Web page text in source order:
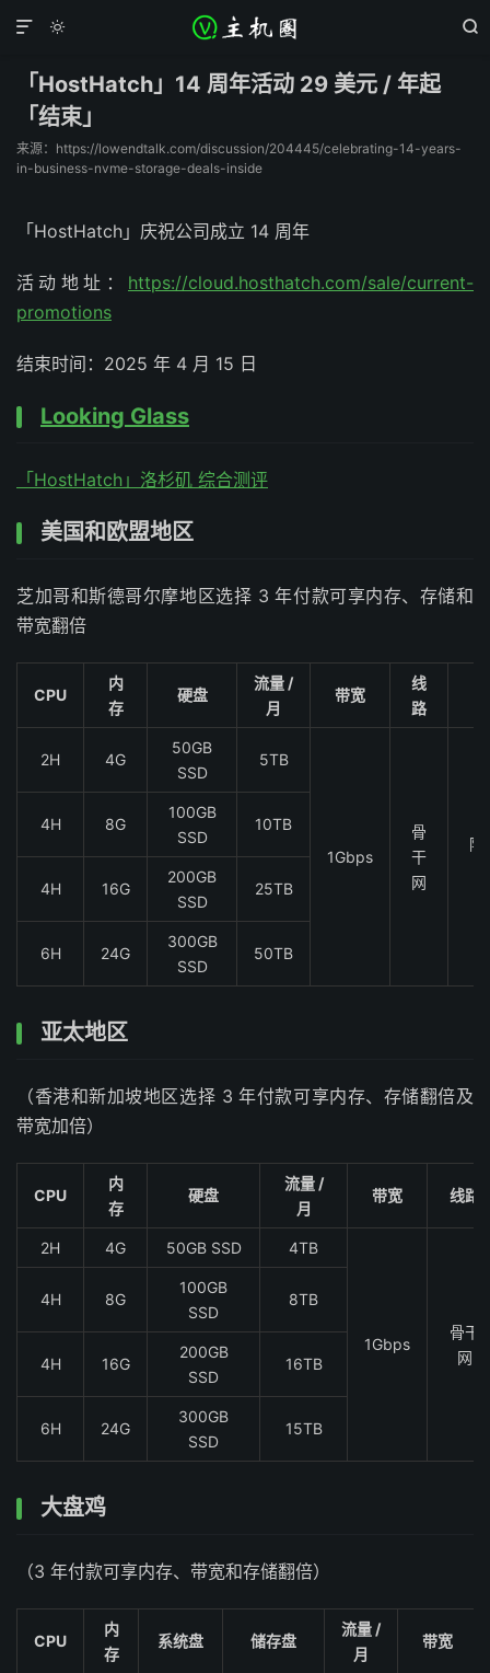



「HostHatch」14 周年活动 29 美元 / 年起
「结束」
来源：https://lowendtalk.com/discussion/204445/celebrating-14-years-
in-business-nvme-storage-deals-inside
「HostHatch」庆祝公司成立 14 周年
活动地址： https://cloud.hosthatch.com/sale/current-
promotions
结束时间：2025 年 4 月 15 日
Looking Glass
「HostHatch」洛杉矶 综合测评
美国和欧盟地区
芝加哥和斯德哥尔摩地区选择 3 年付款可享内存、存储和
带宽翻倍
CPU
内
存
硬盘
流量 /
月
带宽
线
路
2H 4G
50GB
SSD
5TB
1Gbps
骨
干
网
阿
4H 8G
100GB
SSD
10TB
4H 16G
200GB
SSD
25TB
6H 24G
300GB
SSD
50TB
亚太地区
（香港和新加坡地区选择 3 年付款可享内存、存储翻倍及
带宽加倍）
CPU
内
存
硬盘
流量 /
月
带宽 线路
2H 4G 50GB SSD 4TB
1Gbps
骨干
网
4H 8G
100GB
SSD
8TB
4H 16G
200GB
SSD
16TB
6H 24G
300GB
SSD
15TB
大盘鸡
（3 年付款可享内存、带宽和存储翻倍）
CPU
内
存
系统盘 储存盘
流量 /
月
带宽